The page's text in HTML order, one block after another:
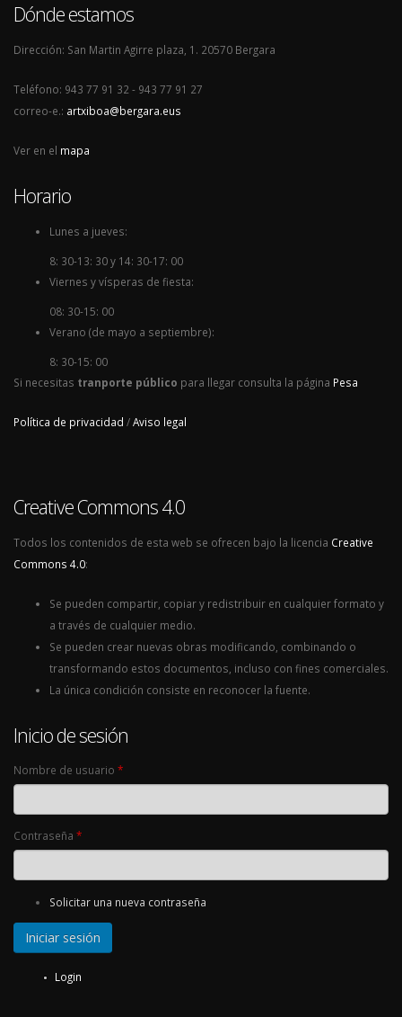
Dónde estamos
Dirección: San Martin Agirre plaza, 1. 20570 Bergara
Teléfono: 943 77 91 32 - 943 77 91 27
correo-e.: artxiboa@bergara.eus
Ver en el mapa
Horario
Lunes a jueves:
8: 30-13: 30 y 14: 30-17: 00
Viernes y vísperas de fiesta:
08: 30-15: 00
Verano (de mayo a septiembre):
8: 30-15: 00
Si necesitas tranporte público para llegar consulta la página Pesa
Política de privacidad /Aviso legal
Creative Commons 4.0
Todos los contenidos de esta web se ofrecen bajo la licencia Creative
Commons 4.0:
Se pueden compartir, copiar y redistribuir en cualquier formato y
a través de cualquier medio.
Se pueden crear nuevas obras modificando, combinando o
transformando estos documentos, incluso con fines comerciales.
La única condición consiste en reconocer la fuente.
Inicio de sesión
Nombre de usuario *
Contraseña *
Solicitar una nueva contraseña
Login